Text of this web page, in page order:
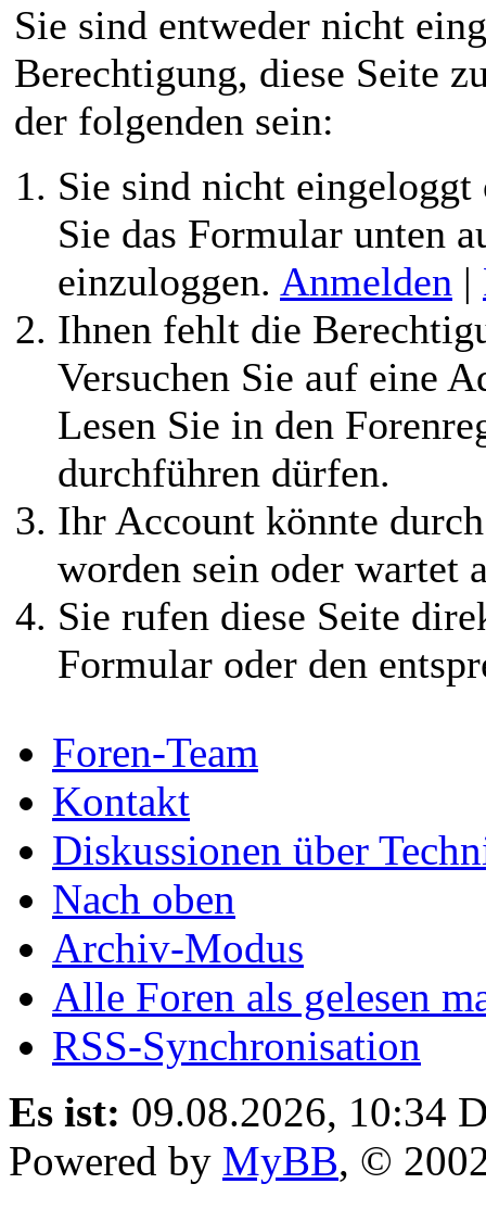
Sie sind entweder nicht
Berechtigung, diese Seite
der folgenden sein:
Sie sind nicht
Sie das Formular unten
einzuloggen. Anmelden |
Ihnen fehlt die
Versuchen Sie auf eine
Lesen Sie in den
durchführen dürfen.
Ihr Account könnte
worden sein oder wartet
Sie rufen diese Seite
Formular oder den
Foren-Team
Kontakt
Diskussionen über
Nach oben
Archiv-Modus
Alle Foren als gelesen
RSS-Synchronisation
Es ist: 09.08.2026, 10:34
Powered by MyBB, ©